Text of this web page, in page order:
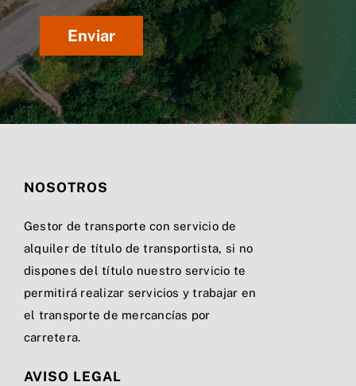
NOSOTROS
Gestor de transporte con servicio de
alquiler de título de transportista, si no
dispones del título nuestro servicio te
permitirá realizar servicios y trabajar en
el transporte de mercancías por
carretera.
AVISO LEGAL